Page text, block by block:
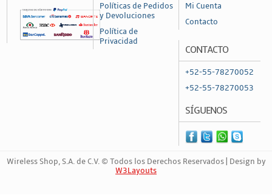
Conduit
Ducto de PVC
Convertidores y Adaptadores
Políticas de Pedidos
y Devoluciones
Política de
Privacidad
Mi Cuenta
Contacto
CONTACTO
+52-55-78270052
+52-55-78270053
SÍGUENOS
Wireless Shop, S.A. de C.V. © Todos los Derechos Reservados | Design by
W3Layouts